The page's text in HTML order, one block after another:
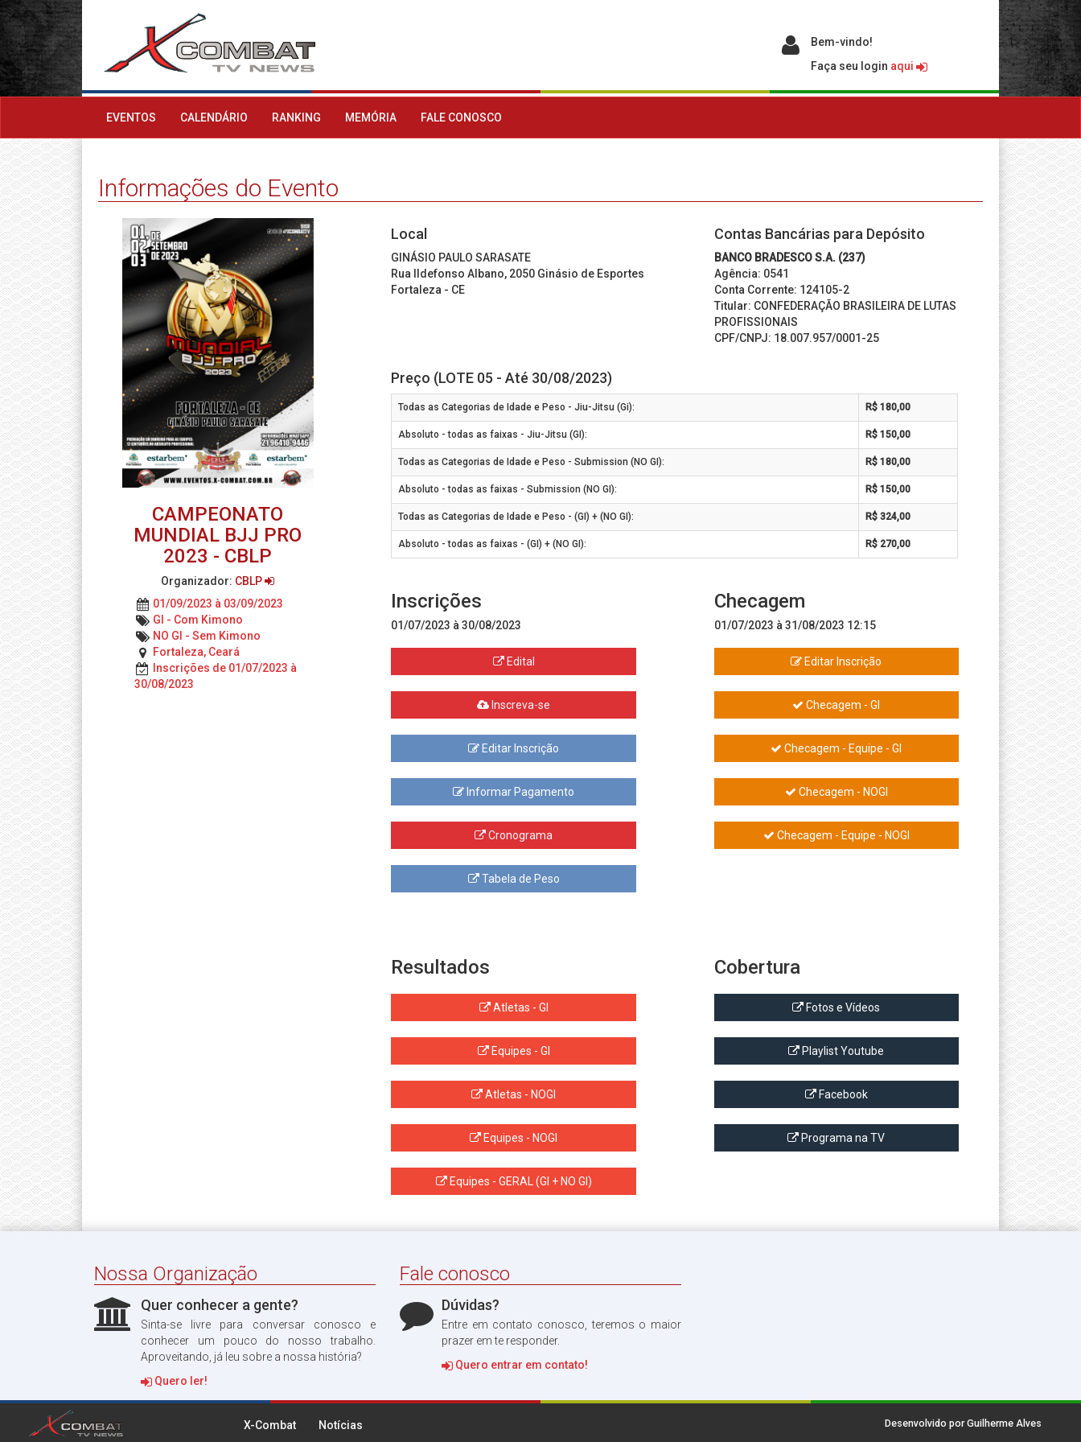
Bem-vindo!
Faça seu login aqui
EVENTOS CALENDÁRIO RANKING MEMÓRIA FALE CONOSCO
Informações do Evento
CAMPEONATO
MUNDIAL BJJ PRO
2023 - CBLP
Organizador: CBLP
01/09/2023 à 03/09/2023
GI - Com Kimono
NO GI - Sem Kimono
Fortaleza, Ceará
Inscrições de 01/07/2023 à
30/08/2023
Local
GINÁSIO PAULO SARASATE
Rua Ildefonso Albano, 2050 Ginásio de Esportes
Fortaleza - CE
Contas Bancárias para Depósito
BANCO BRADESCO S.A. (237)
Agência: 0541
Conta Corrente: 124105-2
Titular: CONFEDERAÇÃO BRASILEIRA DE LUTAS
PROFISSIONAIS
CPF/CNPJ: 18.007.957/0001-25
Preço (LOTE 05 - Até 30/08/2023)
Todas as Categorias de Idade e Peso - Jiu-Jitsu (Gi): R$ 180,00
Absoluto - todas as faixas - Jiu-Jitsu (GI): R$ 150,00
Todas as Categorias de Idade e Peso - Submission (NO GI): R$ 180,00
Absoluto - todas as faixas - Submission (NO GI): R$ 150,00
Todas as Categorias de Idade e Peso - (GI) + (NO GI): R$ 324,00
Absoluto - todas as faixas - (GI) + (NO GI): R$ 270,00
Inscrições
01/07/2023 à 30/08/2023
Edital
Inscreva-se
Editar Inscrição
Informar Pagamento
Cronograma
Tabela de Peso
Checagem
01/07/2023 à 31/08/2023 12:15
Editar Inscrição
Checagem - GI
Checagem - Equipe - GI
Checagem - NOGI
Checagem - Equipe - NOGI
Resultados
Atletas - GI
Equipes - GI
Atletas - NOGI
Equipes - NOGI
Equipes - GERAL (GI + NO GI)
Cobertura
Fotos e Vídeos
Playlist Youtube
Facebook
Programa na TV
Nossa Organização
Quer conhecer a gente?
Sinta-se livre para conversar conosco e
conhecer um pouco do nosso trabalho.
Aproveitando, já leu sobre a nossa história?
Quero ler!
Fale conosco
Dúvidas?
Entre em contato conosco, teremos o maior
prazer em te responder.
Quero entrar em contato!
X-Combat Notícias Desenvolvido por Guilherme Alves